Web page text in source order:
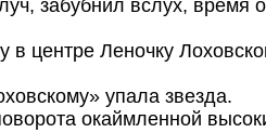
забубнил вслух, время
в центре Леночку
упала звезда.
окаймленной